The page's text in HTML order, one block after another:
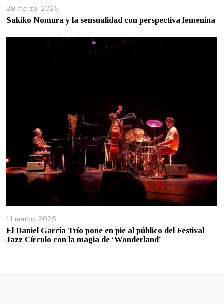
28 marzo, 2025
Sakiko Nomura y la sensualidad con perspectiva femenina
11 marzo, 2025
El Daniel García Trío pone en pie al público del Festival
Jazz Círculo con la magia de ‘Wonderland’